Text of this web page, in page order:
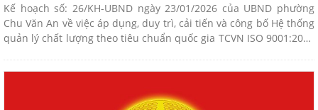
Kế hoạch số: 26/KH-UBND ngày 23/01/2026 của UBND phường
Chu Văn An về việc áp dụng, duy trì, cải tiến và công bố Hệ thống
quản lý chất lượng theo tiêu chuẩn quốc gia TCVN ISO 9001:2015